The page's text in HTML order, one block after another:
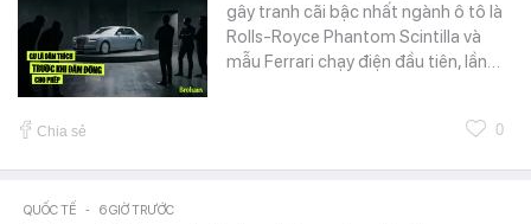
gây tranh cãi bậc nhất ngành ô tô là
Rolls-Royce Phantom Scintilla và
mẫu Ferrari chạy điện đầu tiên, lần…
Chia sẻ 0
QUỐC TẾ - 6 GIỜ TRƯỚC